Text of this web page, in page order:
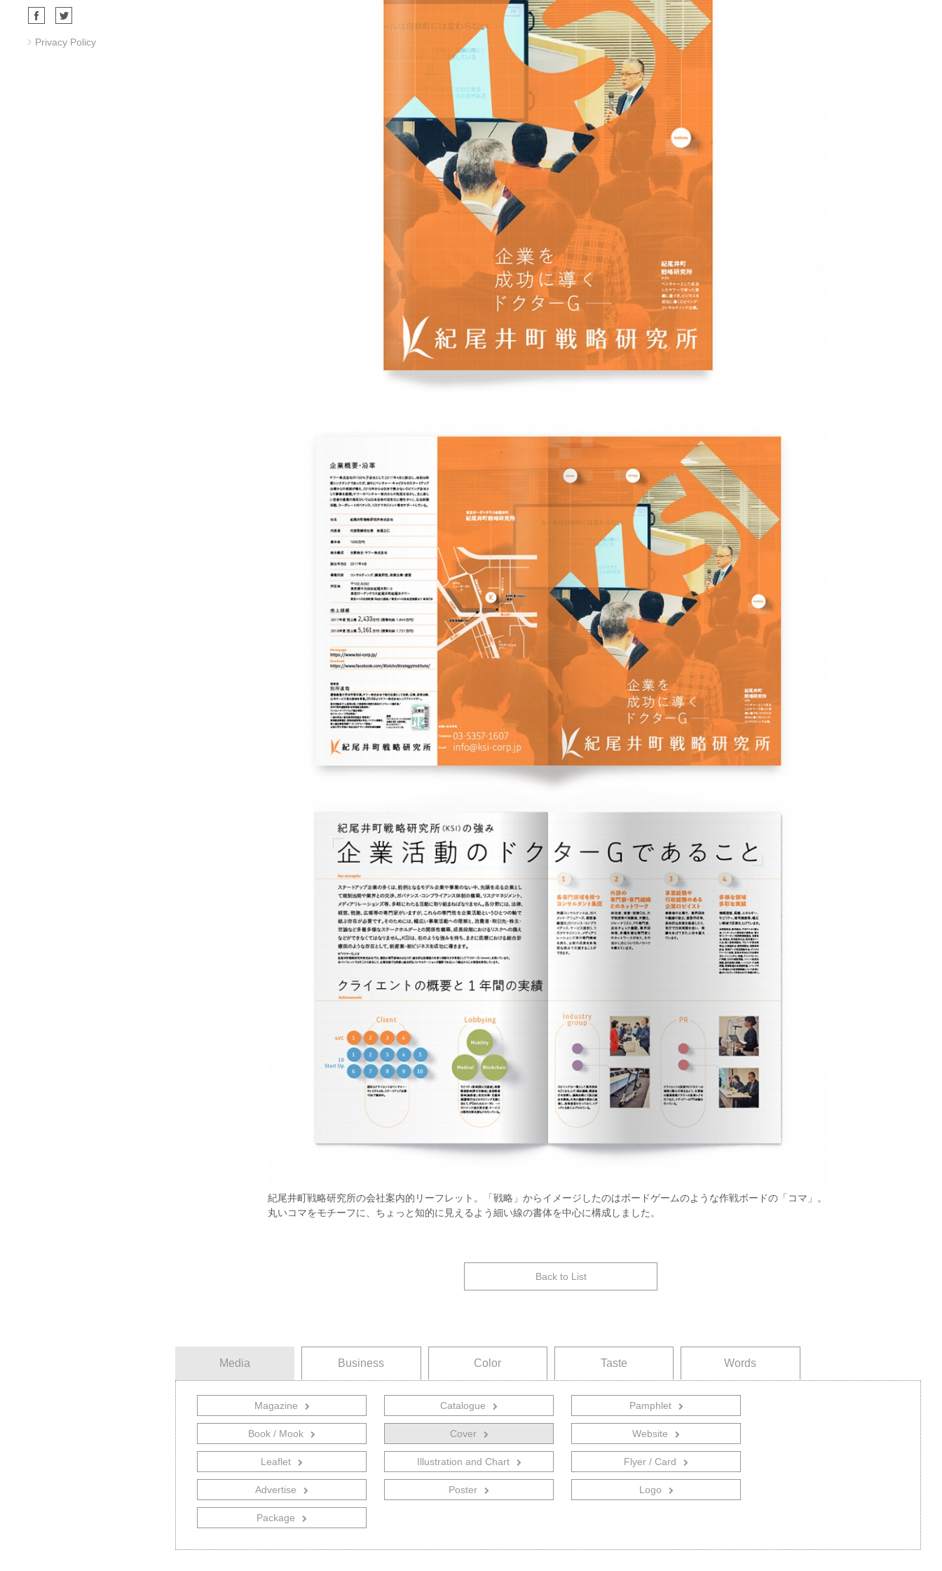
Privacy Policy
紀尾井町戦略研究所の会社案内的リーフレット。「戦略」からイメージしたのはボードゲームのような作戦ボードの「コマ」。
丸いコマをモチーフに、ちょっと知的に見えるよう細い線の書体を中心に構成しました。
Back to List
Media Business Color Taste Words
Magazine Catalogue
カタログ Pamphlet
パンフレット
Book / Mook Cover
表紙 Website
ウェブサイト
Leaflet Illustration and Chart
イラスト チャート類 Flyer / Card
チラシ／フライヤー／DM等
Advertise Poster
ポスター Logo
ロゴ
Package